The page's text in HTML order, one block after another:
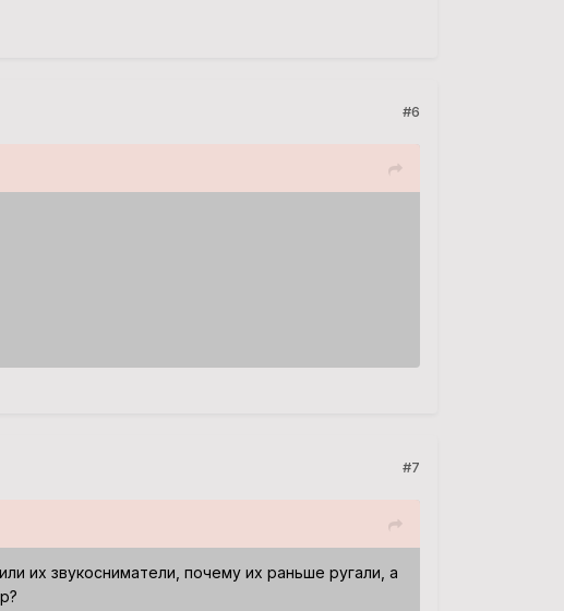
#6
#7
их звукосниматели, почему их раньше ругали, а